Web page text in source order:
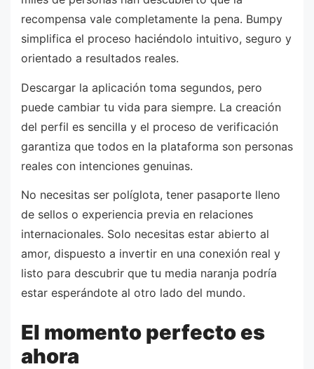
recompensa vale completamente la pena. Bumpy
simplifica el proceso haciéndolo intuitivo, seguro y
orientado a resultados reales.
Descargar la aplicación toma segundos, pero
puede cambiar tu vida para siempre. La creación
del perfil es sencilla y el proceso de verificación
garantiza que todos en la plataforma son personas
reales con intenciones genuinas.
No necesitas ser políglota, tener pasaporte lleno
de sellos o experiencia previa en relaciones
internacionales. Solo necesitas estar abierto al
amor, dispuesto a invertir en una conexión real y
listo para descubrir que tu media naranja podría
estar esperándote al otro lado del mundo.
El momento perfecto es
ahora